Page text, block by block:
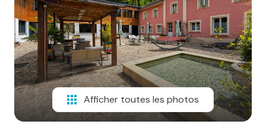
Alerte
e-
mail
Contact
Afficher toutes les photos